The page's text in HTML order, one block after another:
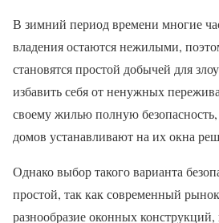
В зимний период времени многие
владения остаются нежилыми,
становятся простой добычей для
избавить себя от ненужных
своему жилью полную безопасность,
домов устанавливают на их окна
Однако выбор такого варианта
простой, так как современный
разнообразие оконных